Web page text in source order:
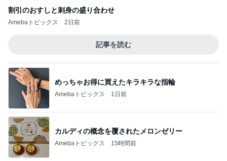
北斗晶 立て続く誕生日に大変な我が家
Amebaトピックス 1日前
長女の診断名で学校へ連絡した夫